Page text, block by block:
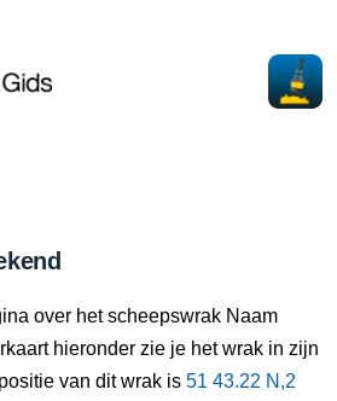
over het scheepswrak Naam
hieronder zie je het wrak in zijn
van dit wrak is 51 43.22 N,2